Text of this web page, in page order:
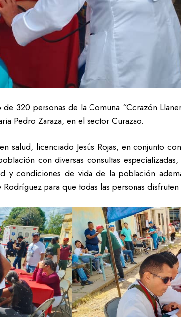
de 320 personas de la Comuna “Corazón
Pedro Zaraza, en el sector Curazao.
salud, licenciado Jesús Rojas, en conjunto
con diversas consultas
y condiciones de vida de la población
para que todas las personas